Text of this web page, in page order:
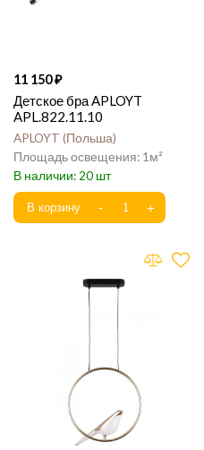
11 150
Детское бра APLOYT
APL.822.11.10
APLOYT Польша
1
20